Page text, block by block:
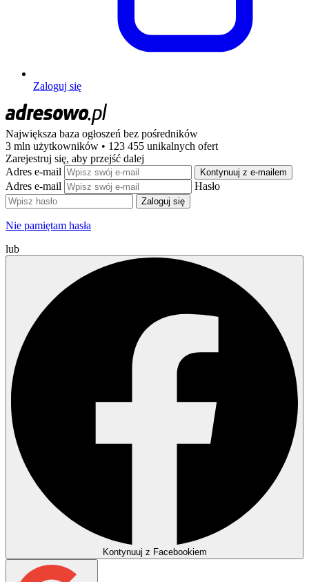
Zaloguj się
Największa baza ogłoszeń bez pośredników
3 mln użytkowników • 123 455 unikalnych ofert
Zarejestruj się, aby przejść dalej
Adres e-mail
Kontynuuj z e-mailem
Adres e-mail Hasło
Zaloguj się
Nie pamiętam hasła
lub
Kontynuuj z Facebookiem